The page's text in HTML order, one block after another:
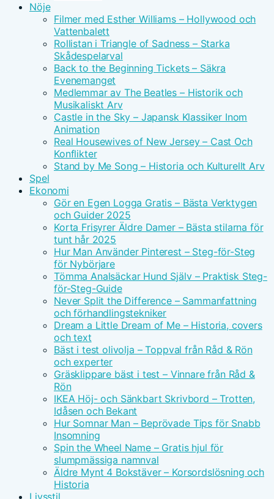
Nöje
Filmer med Esther Williams – Hollywood och
Vattenbalett
Rollistan i Triangle of Sadness – Starka
Skådespelarval
Back to the Beginning Tickets – Säkra
Evenemanget
Medlemmar av The Beatles – Historik och
Musikaliskt Arv
Castle in the Sky – Japansk Klassiker Inom
Animation
Real Housewives of New Jersey – Cast Och
Konflikter
Stand by Me Song – Historia och Kulturellt Arv
Spel
Ekonomi
Gör en Egen Logga Gratis – Bästa Verktygen
och Guider 2025
Korta Frisyrer Äldre Damer – Bästa stilarna för
tunt hår 2025
Hur Man Använder Pinterest – Steg-för-Steg
för Nybörjare
Tömma Analsäckar Hund Själv – Praktisk Steg-
för-Steg-Guide
Never Split the Difference – Sammanfattning
och förhandlingstekniker
Dream a Little Dream of Me – Historia, covers
och text
Bäst i test olivolja – Toppval från Råd & Rön
och experter
Gräsklippare bäst i test – Vinnare från Råd &
Rön
IKEA Höj- och Sänkbart Skrivbord – Trotten,
Idåsen och Bekant
Hur Somnar Man – Beprövade Tips för Snabb
Insomning
Spin the Wheel Name – Gratis hjul för
slumpmässiga namnval
Äldre Mynt 4 Bokstäver – Korsordslösning och
Historia
Livsstil